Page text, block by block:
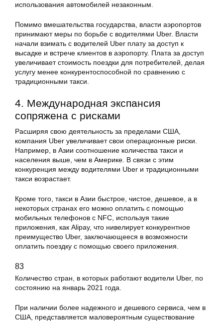
использования автомобилей незаконным.
Помимо вмешательства государства, власти аэропортов
принимают меры по борьбе с водителями Uber. Власти
начали взимать с водителей Uber плату за доступ к
высадке и встрече клиентов в аэропорту. Плата за доступ
увеличивает стоимость поездки для потребителей, делая
услугу менее конкурентоспособной по сравнению с
традиционными такси.
4. Международная экспансия
сопряжена с рисками
Расширяя свою деятельность за пределами США,
компания Uber увеличивает свои операционные риски.
Например, в Азии соотношение количества такси и
населения выше, чем в Америке. В связи с этим
конкуренция между водителями Uber и традиционными
такси возрастает.
Кроме того, такси в Азии быстрое, чистое, дешевое, а в
некоторых странах его можно оплатить с помощью
мобильных телефонов с NFC, используя такие
приложения, как Alipay, что нивелирует конкурентное
преимущество Uber, заключающееся в возможности
оплатить поездку с помощью своего приложения.
83
Количество стран, в которых работают водители Uber, по
состоянию на январь 2021 года.
При наличии более надежного и дешевого сервиса, чем в
США, представляется маловероятным существование